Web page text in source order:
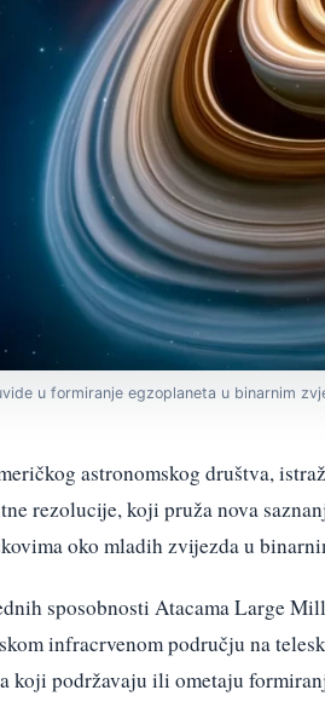
u formiranje egzoplaneta u binarnim
astronomskog društva,
rezolucije, koji pruža nova
oko mladih zvijezda u
sposobnosti Atacama Large
infracrvenom području na
koji podržavaju ili ometaju